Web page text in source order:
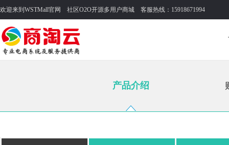
欢迎来到WSTMall官网 社区O2O开源多用户商城 客服热线：15918671994
产品介绍